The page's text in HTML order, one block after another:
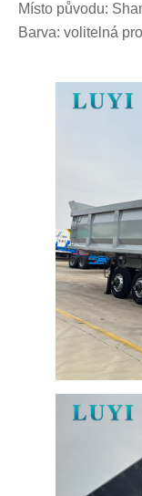
Místo původu:
Barva: volitelná